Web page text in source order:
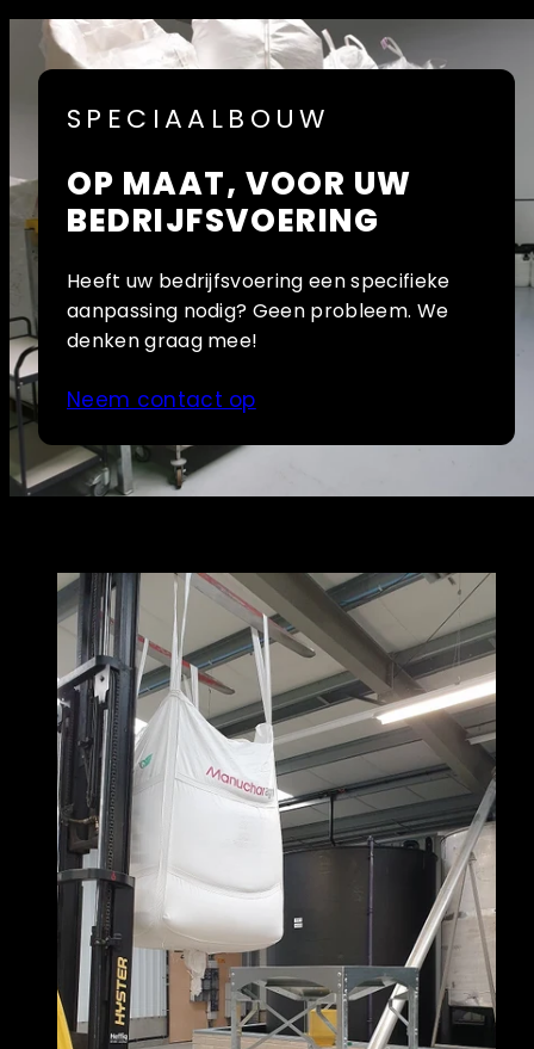
SPECIAALBOUW
OP MAAT, VOOR UW
BEDRIJFSVOERING
Heeft uw bedrijfsvoering een specifieke
aanpassing nodig? Geen probleem. We
denken graag mee!
Neem contact op